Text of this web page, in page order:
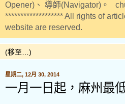
Opener)、 導師(Navigator)。
******************* All rights of
website are reserved.
星期二, 12月 30, 2014
一月一日起，麻州最